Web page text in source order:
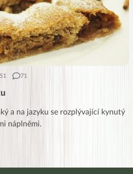
51 71
a na jazyku se rozplývající kynutý
náplněmi.